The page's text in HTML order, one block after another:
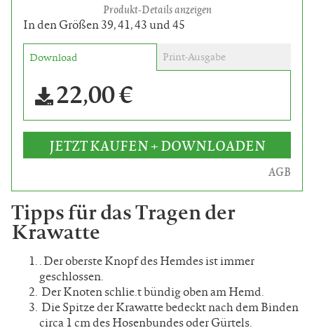
Produkt-Details anzeigen
In den Größen 39, 41, 43 und 45
Download Print-Ausgabe
22,00 €
JETZT KAUFEN + DOWNLOADEN
AGB
Tipps für das Tragen der
Krawatte
. Der oberste Knopf des Hemdes ist immer
geschlossen.
Der Knoten schlie.t bündig oben am Hemd.
Die Spitze der Krawatte bedeckt nach dem Binden
circa 1 cm des Hosenbundes oder Gürtels.